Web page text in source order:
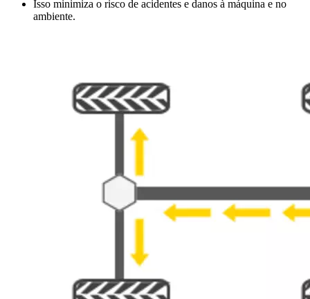
Isso minimiza o risco de acidentes e danos à máquina e no
ambiente.